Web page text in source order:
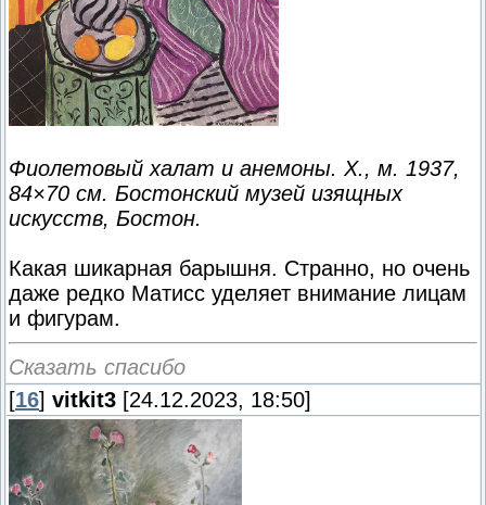
Фиолетовый халат и анемоны. Х., м. 1937,
84×70 см. Бостонский музей изящных
искусств, Бостон.
Какая шикарная барышня. Странно, но очень
даже редко Матисс уделяет внимание лицам
и фигурам.
Сказать спасибо
[16] vitkit3 [24.12.2023, 18:50]